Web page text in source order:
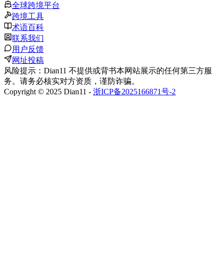
全球跨境平台
跨境工具
术语百科
联系我们
用户反馈
网址投稿
风险提示：Dian11 不提供或背书本网站展示的任何第三方服
务。请务必核实对方资质，谨防诈骗。
Copyright © 2025 Dian11 - 浙ICP备2025166871号-2